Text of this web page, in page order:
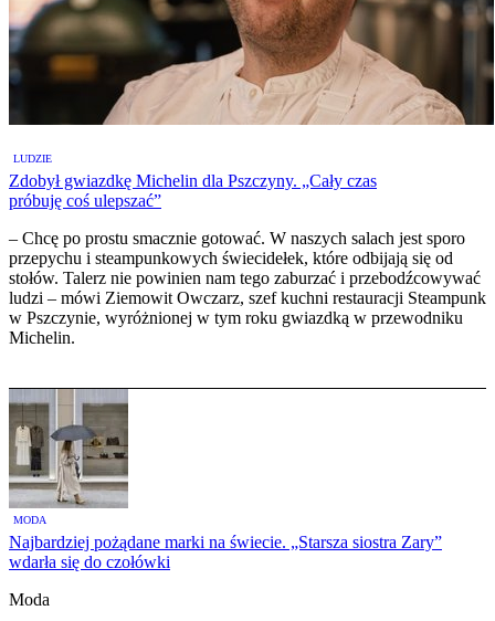
LUDZIE
Zdobył gwiazdkę Michelin dla Pszczyny. „Cały czas
próbuję coś ulepszać”
– Chcę po prostu smacznie gotować. W naszych salach jest sporo
przepychu i steampunkowych świecidełek, które odbijają się od
stołów. Talerz nie powinien nam tego zaburzać i przebodźcowywać
ludzi – mówi Ziemowit Owczarz, szef kuchni restauracji Steampunk
w Pszczynie, wyróżnionej w tym roku gwiazdką w przewodniku
Michelin.
MODA
Najbardziej pożądane marki na świecie. „Starsza siostra Zary”
wdarła się do czołówki
Moda